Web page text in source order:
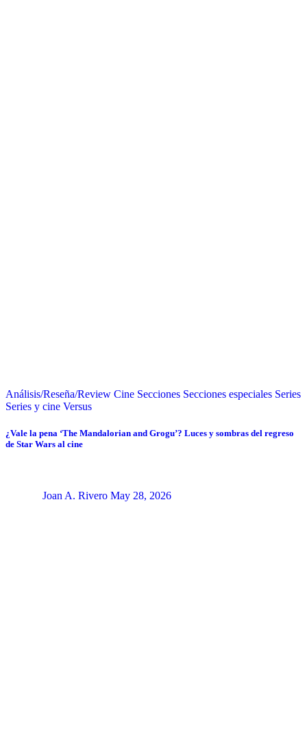
Análisis/Reseña/Review Cine Secciones Secciones especiales Series
Series y cine Versus
¿Vale la pena ‘The Mandalorian and Grogu’? Luces y sombras del regreso
de Star Wars al cine
Joan A. Rivero May 28, 2026